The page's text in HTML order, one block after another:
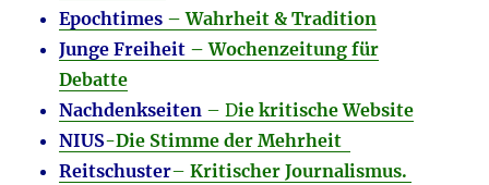
Epochtimes – Wahrheit & Tradition
Junge Freiheit – Wochenzeitung für
Debatte
Nachdenkseiten – Die kritische Website
NIUS-Die Stimme der Mehrheit
Reitschuster–Kritischer Journalismus.